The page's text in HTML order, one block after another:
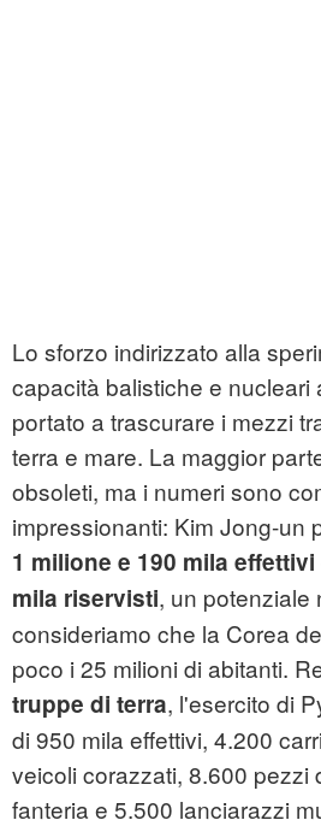
Lo sforzo indirizzato alla
capacità balistiche e nucleari
portato a trascurare i mezzi
terra e mare. La maggior
obsoleti, ma i numeri sono
impressionanti: Kim Jong-un
1 milione e 190 mila effettivi
mila riservisti, un potenziale
consideriamo che la Corea
poco i 25 milioni di abitanti.
truppe di terra, l'esercito di
di 950 mila effettivi, 4.200
veicoli corazzati, 8.600 pezzi
fanteria e 5.500 lanciarazzi